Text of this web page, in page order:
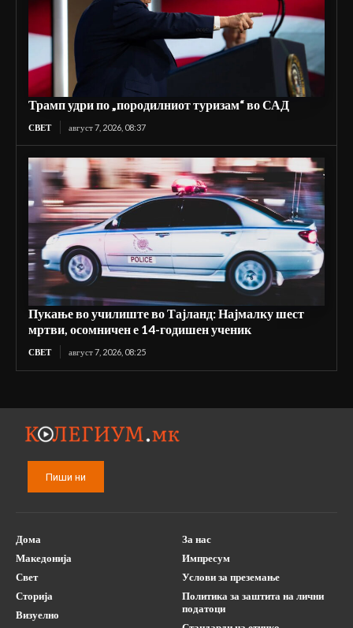
Трамп удри по „породилниот туризам“ во САД
СВЕТ август 7, 2026, 08:37
Пукање во училиште во Тајланд: Најмалку шест
мртви, осомничен е 14-годишен ученик
СВЕТ август 7, 2026, 08:25
Пиши ни
Дома
Македонија
Свет
Сторија
Визуелно
За нас
Импресум
Услови за преземање
Политика за заштита на лични
податоци